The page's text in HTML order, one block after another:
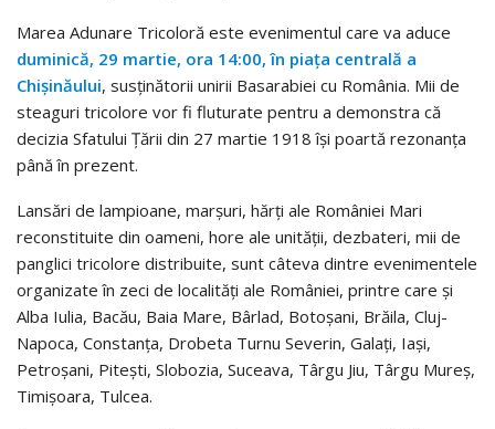
Marea Adunare Tricoloră este evenimentul care va aduce
duminică, 29 martie, ora 14:00, în piața centrală a
Chișinăului, susținătorii unirii Basarabiei cu România. Mii de
steaguri tricolore vor fi fluturate pentru a demonstra că
decizia Sfatului Țării din 27 martie 1918 își poartă rezonanța
până în prezent.
Lansări de lampioane, marșuri, hărți ale României Mari
reconstituite din oameni, hore ale unității, dezbateri, mii de
panglici tricolore distribuite, sunt câteva dintre evenimentele
organizate în zeci de localități ale României, printre care și
Alba Iulia, Bacău, Baia Mare, Bârlad, Botoșani, Brăila, Cluj-
Napoca, Constanța, Drobeta Turnu Severin, Galați, Iași,
Petroșani, Pitești, Slobozia, Suceava, Târgu Jiu, Târgu Mureș,
Timișoara, Tulcea.